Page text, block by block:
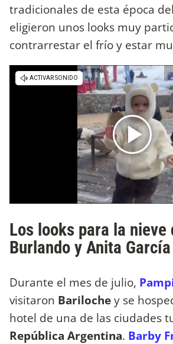
tradicionales de esta época
eligieron unos looks muy
contrarrestar el frío y estar
Los looks para la
Burlando y Anita
Durante el mes de julio,
visitaron Barilochey se
hotel de una de las ciudades
República Argentina. Barby